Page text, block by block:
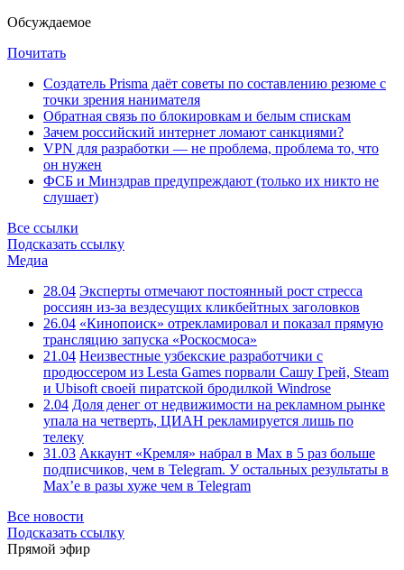
Обсуждаемое
Почитать
Создатель Prisma даёт советы по составлению резюме с
точки зрения нанимателя
Обратная связь по блокировкам и белым спискам
Зачем российский интернет ломают санкциями?
VPN для разработки — не проблема, проблема то, что
он нужен
ФСБ и Минздрав предупреждают (только их никто не
слушает)
Все ссылки
Подсказать ссылку
Медиа
28.04 Эксперты отмечают постоянный рост стресса
россиян из-за вездесущих кликбейтных заголовков
26.04 «Кинопоиск» отрекламировал и показал прямую
трансляцию запуска «Роскосмоса»
21.04 Неизвестные узбекские разработчики с
продюссером из Lesta Games порвали Сашу Грей, Steam
и Ubisoft своей пиратской бродилкой Windrose
2.04 Доля денег от недвижимости на рекламном рынке
упала на четверть, ЦИАН рекламируется лишь по
телеку
31.03 Аккаунт «Кремля» набрал в Max в 5 раз больше
подписчиков, чем в Telegram. У остальных результаты в
Max’е в разы хуже чем в Telegram
Все новости
Подсказать ссылку
Прямой эфир